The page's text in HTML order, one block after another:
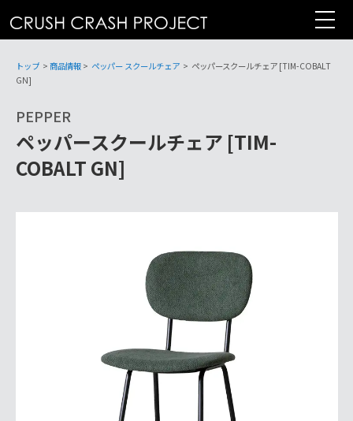
テ
トップ > 商品情報> ペッパー スクールチェア > ペッパースクールチェア [TIM-COBALT
GN]
PEPPER
ペッパースクールチェア [TIM-
COBALT GN]